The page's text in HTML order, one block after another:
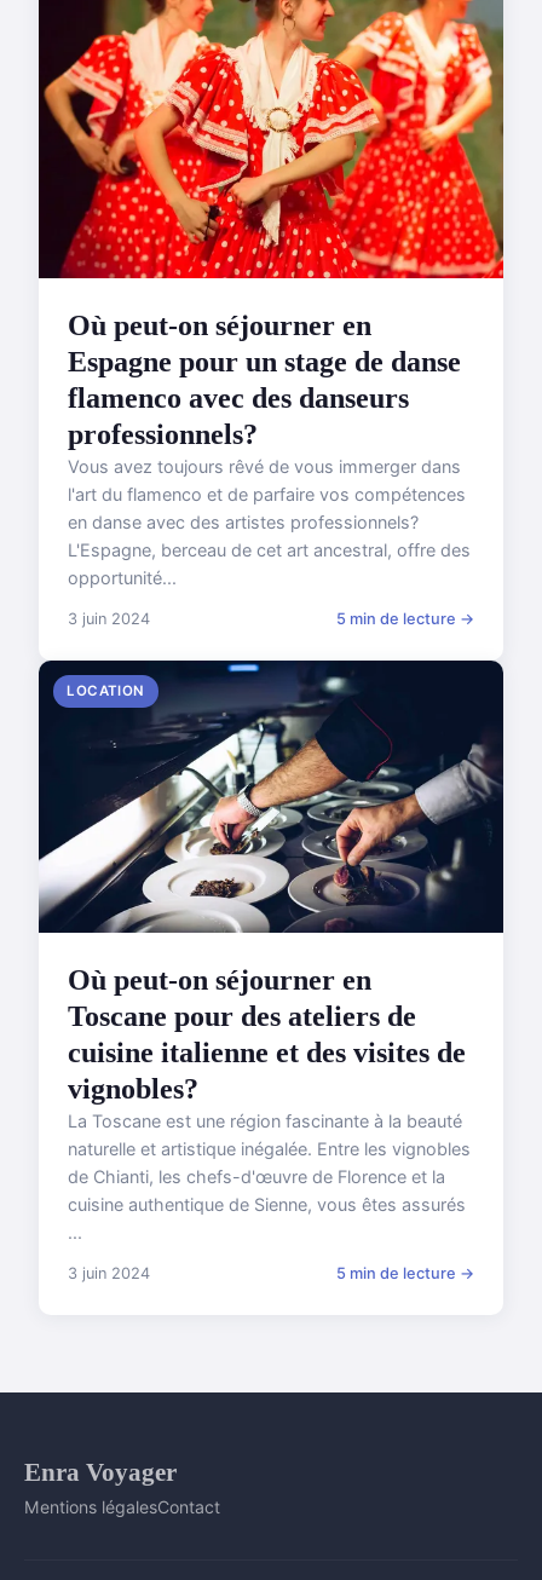
Où peut-on séjourner en
Espagne pour un stage de danse
flamenco avec des danseurs
professionnels?
Vous avez toujours rêvé de vous immerger dans
l'art du flamenco et de parfaire vos compétences
en danse avec des artistes professionnels?
L'Espagne, berceau de cet art ancestral, offre des
opportunité...
3 juin 2024 5 min de lecture →
LOCATION
Où peut-on séjourner en
Toscane pour des ateliers de
cuisine italienne et des visites de
vignobles?
La Toscane est une région fascinante à la beauté
naturelle et artistique inégalée. Entre les vignobles
de Chianti, les chefs-d'œuvre de Florence et la
cuisine authentique de Sienne, vous êtes assurés
...
3 juin 2024 5 min de lecture →
Enra Voyager
Mentions légalesContact